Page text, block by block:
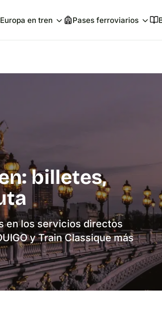
Europa en tren Pases ferroviarios
billetes,
en los servicios directos
y Train Classique más